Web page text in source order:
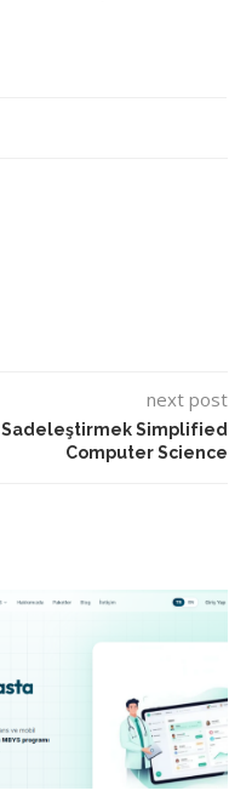
next post
Simplified
Computer Science